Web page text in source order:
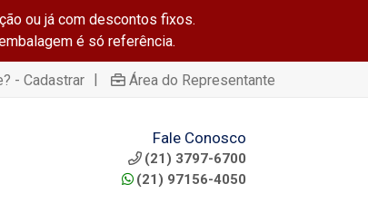
ou já com descontos fixos.
é só referência.
- Cadastrar | Área do Representante
Fale Conosco
(21) 3797-6700
(21) 97156-4050